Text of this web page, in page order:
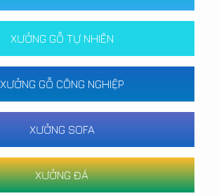
XƯỞNG GỖ TỰ NHIÊN
XƯỞNG GỖ CÔNG NGHIỆP
XƯỞNG SOFA
XƯỞNG ĐÁ